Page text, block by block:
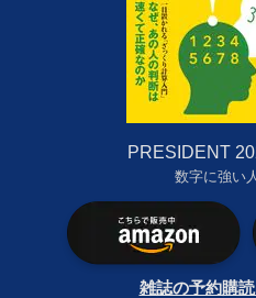
PRESIDENT
数字に強い
雑誌の予約購